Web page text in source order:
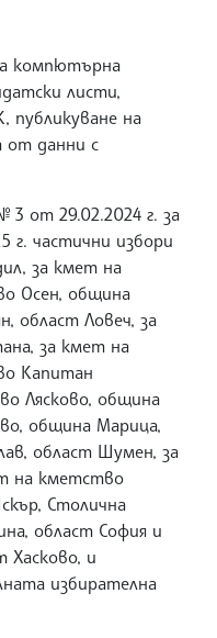
компютърна
листи,
публикуване на
от данни с
3 от 29.02.2024 г. за
частични избори
за кмет на
Осен, община
област Ловеч, за
за кмет на
Капитан
Лясково, община
община Марица,
област Шумен, за
на кметство
Столична
област София и
Хасково, и
избирателна